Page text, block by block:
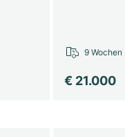
€ 21.000
9 Wochen